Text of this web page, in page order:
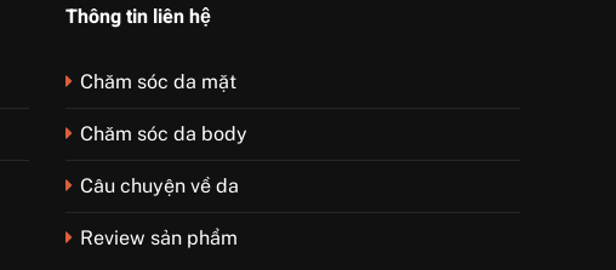
Thông tin liên hệ
Chăm sóc da mặt
Chăm sóc da body
Câu chuyện về da
Review sản phẩm